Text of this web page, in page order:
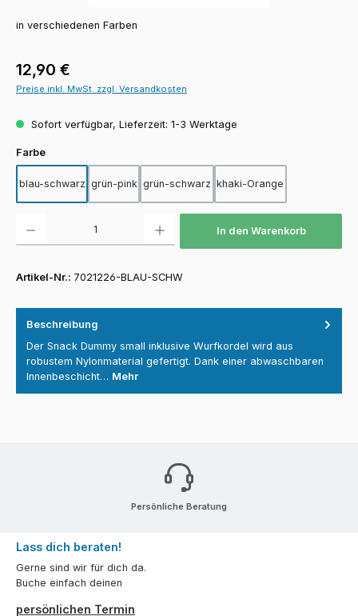
in verschiedenen Farben
Regulärer Preis:
12,90 €
Preise inkl. MwSt. zzgl. Versandkosten
Sofort verfügbar, Lieferzeit: 1-3 Werktage
Farbeauswählen
blau-schwarz grün-pink grün-schwarz khaki-Orange
In den Warenkorb
Artikel-Nr.: 7021226-BLAU-SCHW
Beschreibung
Der Snack Dummy small inklusive Wurfkordel wird aus
robustem Nylonmaterial gefertigt. Dank einer abwaschbaren
Innenbeschicht… Mehr
Persönliche Beratung
Lass dich beraten!
Gerne sind wir für dich da.
Buche einfach deinen
persönlichen Termin